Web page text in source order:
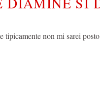
tipicamente non mi sarei